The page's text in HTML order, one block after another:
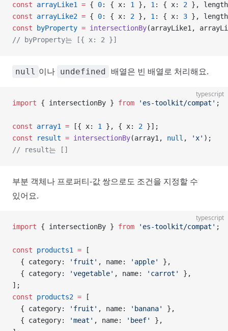
const arrayLike1 = { 0: { x: 1 }, 1 : { x: 2 },
const arrayLike2 = { 0: { x: 2 }, 1 : { x: 3 },
const byProperty = intersectionBy(arrayLike1,
// byProperty는 [{ x: 2 }]
null 이나 undefined 배열은 빈 배열로 처리해요.
typescript
import { intersectionBy } from 'es-toolkit/compat' ;
const array1 = [{ x: 1 }, { x: 2 }];
const result = intersectionBy(array1, null , 'x' );
// result는 []
부분 객체나 프로퍼티-값 쌍으로도 조건을 지정할 수
있어요.
typescript
import { intersectionBy } from 'es-toolkit/compat' ;
const products1 = [
  { category:
'fruit' , name: 'apple'
},
  { category:
'vegetable' , name: 'carrot'
},
];
const products2 = [
  { category:
'fruit' , name: 'banana'
},
  { category:
'meat' , name: 'beef'
},